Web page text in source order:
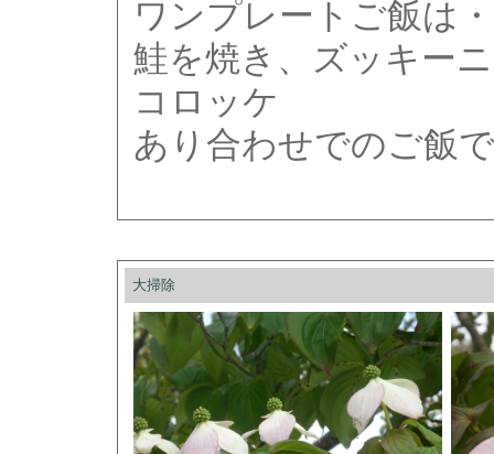
ワンプレートご飯は
鮭を焼き、ズッキー
コロッケ
あり合わせでのご飯
大掃除